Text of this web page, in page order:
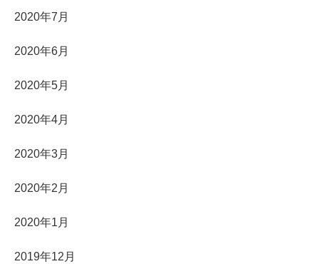
2020年7月
2020年6月
2020年5月
2020年4月
2020年3月
2020年2月
2020年1月
2019年12月